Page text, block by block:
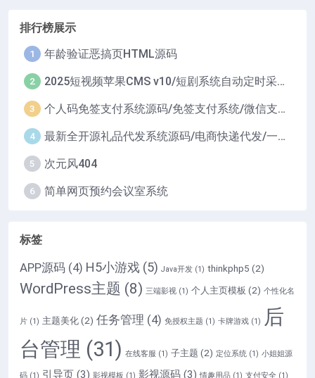
排行榜展示
1 年龄验证恶搞页HTML源码
2 2025短视频苹果CMS v10/短剧系统自动定时采集H5移动端在线影视视频短剧源码小剧场短剧影视源码
3 个人码免签支付系统源码/免签支付系统/微信支付平台
4 最新全开源礼品代发系统源码/电商快递代发/一件代发系统
5 次元风404
6 简单网页预约会议室系统
标签
APP源码 (4) H5小游戏 (5) Java开发 (1) thinkphp5 (2)
WordPress主题 (8) 三端影视 (1) 个人主页模板 (2) 个性化名
片 (1) 主题美化 (2) 任务管理 (4) 免授权主题 (1) 卡牌游戏 (1)
后
台管理 (31) 在线客服 (1) 子主题 (2) 定位系统 (1) 小姐姐源
码 (1) 引导页 (3) 影视模板 (1) 影视源码 (3) 情趣用品 (1) 支付安全 (1)